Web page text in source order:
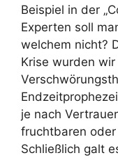
Beispiel in der
Experten soll
welchem nicht?
Krise wurden
je nach
fruchtbaren
Schließlich galt